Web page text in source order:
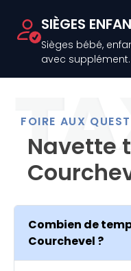
SIÈGES
Sièges bébé,
avec supplément.
FOIRE AUX
Navette
Combien de
Courchevel ?